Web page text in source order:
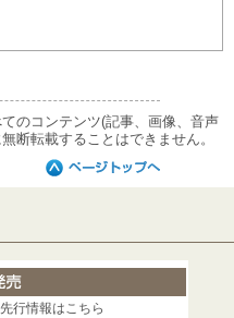
のコンテンツ(記事、画像、音声
断転載することはできません。
行情報はこちら